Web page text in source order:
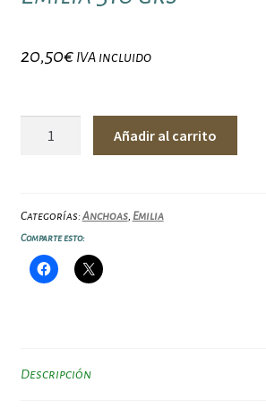
20,50€ IVA incluido
oliva
Emilia
310
grs
Añadir al carrito
Categorías:Anchoas, Emilia
Comparte esto:
Descripción